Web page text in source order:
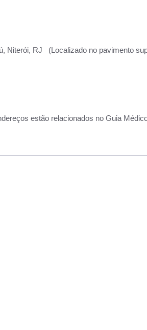
Niterói, RJ (Localizado no pavimento
estão relacionados no Guia